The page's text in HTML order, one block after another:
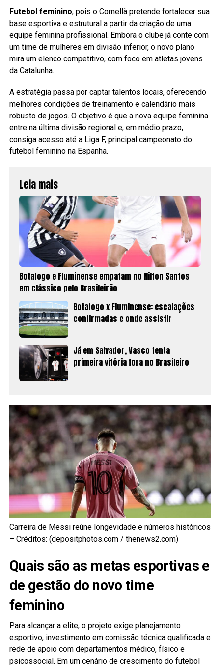
Futebol feminino, pois o Cornellà pretende fortalecer sua
base esportiva e estrutural a partir da criação de uma
equipe feminina profissional. Embora o clube já conte com
um time de mulheres em divisão inferior, o novo plano
mira um elenco competitivo, com foco em atletas jovens
da Catalunha.
A estratégia passa por captar talentos locais, oferecendo
melhores condições de treinamento e calendário mais
robusto de jogos. O objetivo é que a nova equipe feminina
entre na última divisão regional e, em médio prazo,
consiga acesso até a Liga F, principal campeonato do
futebol feminino na Espanha.
Leia mais
Botafogo e Fluminense empatam no Nilton Santos
em clássico pelo Brasileirão
Botafogo x Fluminense: escalações
confirmadas e onde assistir
Já em Salvador, Vasco tenta
primeira vitória fora no Brasileiro
Carreira de Messi reúne longevidade e números históricos
– Créditos: (depositphotos.com / thenews2.com)
Quais são as metas esportivas e
de gestão do novo time
feminino
Para alcançar a elite, o projeto exige planejamento
esportivo, investimento em comissão técnica qualificada e
rede de apoio com departamentos médico, físico e
psicossocial. Em um cenário de crescimento do futebol